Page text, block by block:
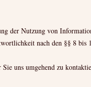
der Nutzung von
nach den §§ 8 bis
uns umgehend zu